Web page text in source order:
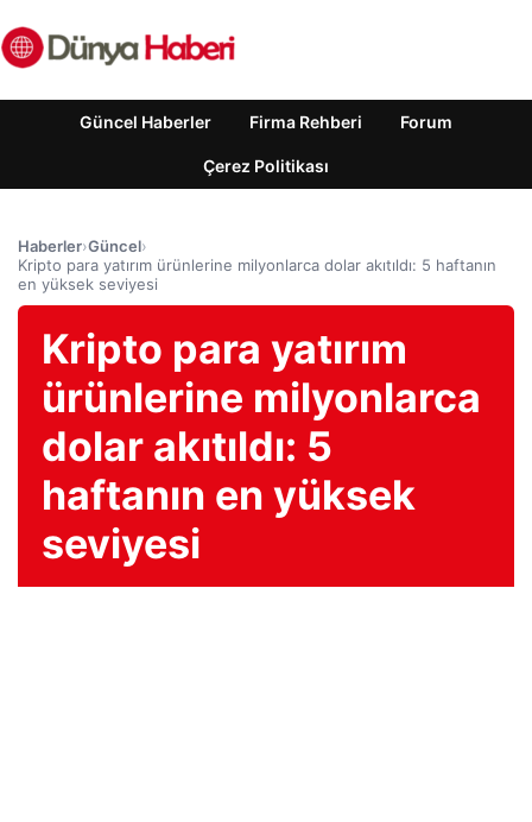
Güncel Haberler Firma Rehberi Forum
Çerez Politikası
Haberler›Güncel›
Kripto para yatırım ürünlerine milyonlarca dolar akıtıldı: 5 haftanın
en yüksek seviyesi
Kripto para yatırım
ürünlerine milyonlarca
dolar akıtıldı: 5
haftanın en yüksek
seviyesi